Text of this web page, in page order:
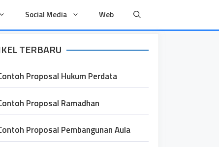
Social Media Web
TERBARU
Proposal Hukum Perdata
Proposal Ramadhan
Proposal Pembangunan Aula